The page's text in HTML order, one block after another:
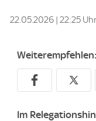
22.05.2026 | 22:25
Weiterempfehlen:
Im